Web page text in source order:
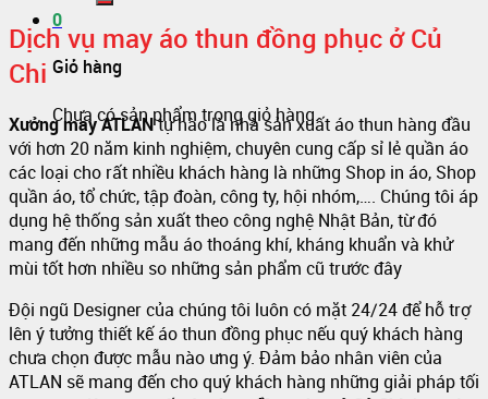
0
Giỏ hàng
Chưa có sản phẩm trong giỏ hàng.
Dịch vụ may áo thun đồng phục ở Củ
Chi
Xưởng may ATLANtự hào là nhà sản xuất áo thun hàng đầu
với hơn 20 năm kinh nghiệm, chuyên cung cấp sỉ lẻ quần áo
các loại cho rất nhiều khách hàng là những Shop in áo, Shop
quần áo, tổ chức, tập đoàn, công ty, hội nhóm,…. Chúng tôi áp
dụng hệ thống sản xuất theo công nghệ Nhật Bản, từ đó
mang đến những mẫu áo thoáng khí, kháng khuẩn và khử
mùi tốt hơn nhiều so những sản phẩm cũ trước đây
Đội ngũ Designer của chúng tôi luôn có mặt 24/24 để hỗ trợ
lên ý tưởng thiết kế áo thun đồng phục nếu quý khách hàng
chưa chọn được mẫu nào ưng ý. Đảm bảo nhân viên của
ATLAN sẽ mang đến cho quý khách hàng những giải pháp tối